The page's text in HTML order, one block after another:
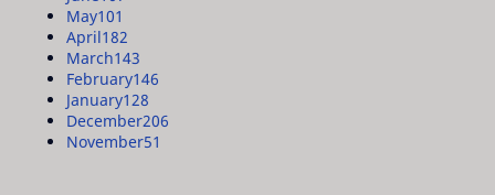
May101
April182
March143
February146
January128
December206
November51